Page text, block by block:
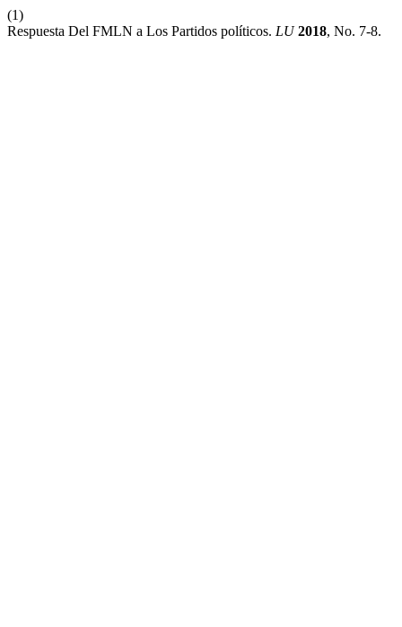
(1)
Respuesta Del FMLN a Los Partidos políticos. LU 2018, No. 7-8.